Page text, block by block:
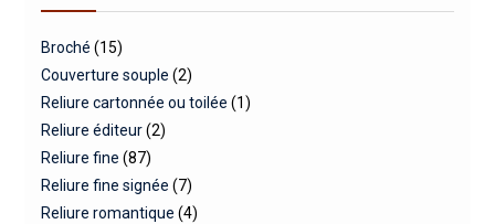
Broché (15)
Couverture souple (2)
Reliure cartonnée ou toilée (1)
Reliure éditeur (2)
Reliure fine (87)
Reliure fine signée (7)
Reliure romantique (4)